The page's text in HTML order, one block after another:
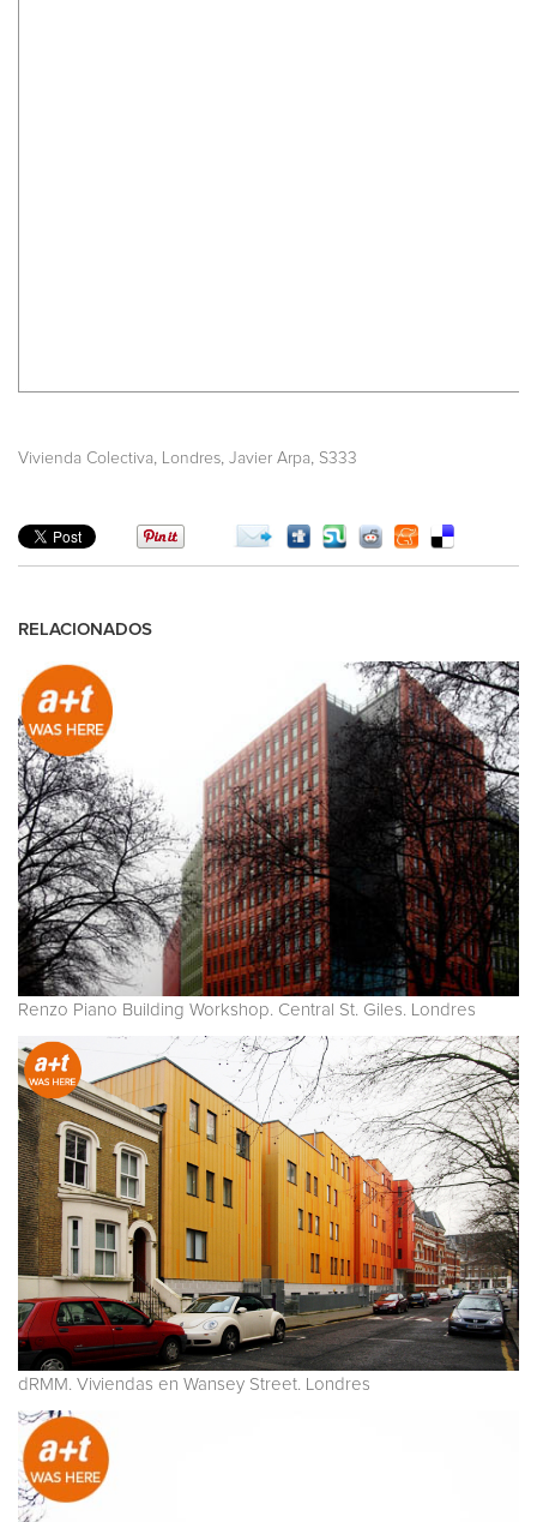
Vivienda Colectiva Londres Javier Arpa S333
RELACIONADOS
Renzo Piano Building Workshop. Central St. Giles. Londres
dRMM. Viviendas en Wansey Street. Londres